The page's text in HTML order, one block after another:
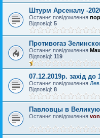
Штурм Арсеналу -
Останнє повідомлення
Відповіді: 5
Противогаз
Останнє повідомлення
Відповіді: 119
07.12.2019р. захід
Останнє повідомлення
Відповіді: 8
Павловцы в
Останнє повідомлення